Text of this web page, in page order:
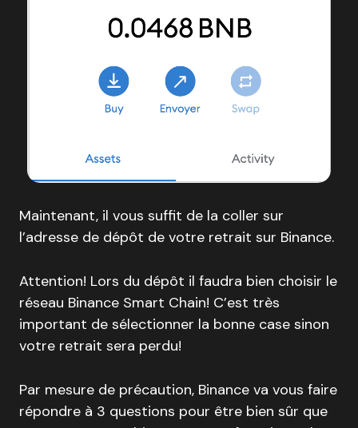
Maintenant, il vous suffit de la coller sur
l’adresse de dépôt de votre retrait sur Binance.
Attention! Lors du dépôt il faudra bien choisir le
réseau Binance Smart Chain! C’est très
important de sélectionner la bonne case sinon
votre retrait sera perdu!
Par mesure de précaution, Binance va vous faire
répondre à 3 questions pour être bien sûr que